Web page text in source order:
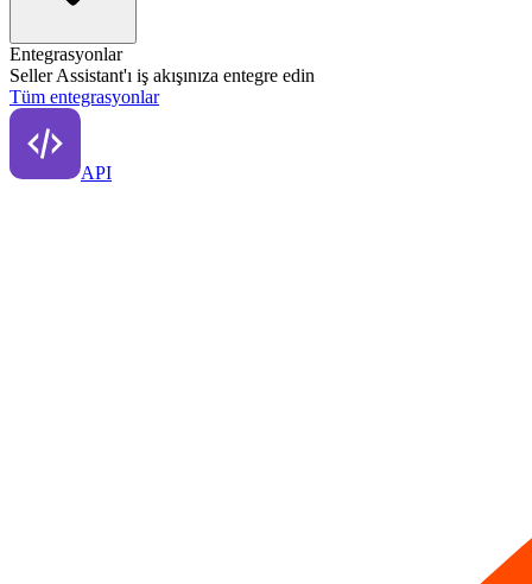
Entegrasyonlar
Seller Assistant'ı iş akışınıza entegre edin
Tüm entegrasyonlar
API